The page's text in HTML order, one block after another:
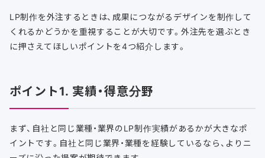
LP制作を外注するときは、成果につながるデザインを制作して
くれるかどうかを重視することが大切です。外注先を選ぶとき
に押さえてほしいポイントを4つ紹介します。
ポイント1. 実績・得意分野
まず、自社と同じ業種・業界のLP制作実績があるかが大きなポ
イントです。自社と同じ業界・業種を経験しているなら、よりニ